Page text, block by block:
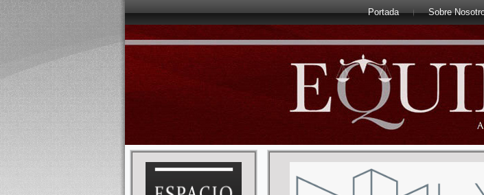
Portada Sobre